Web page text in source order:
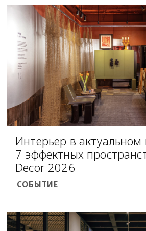
Интерьер в актуальном
7 эффектных
Decor 2026
СОБЫТИЕ